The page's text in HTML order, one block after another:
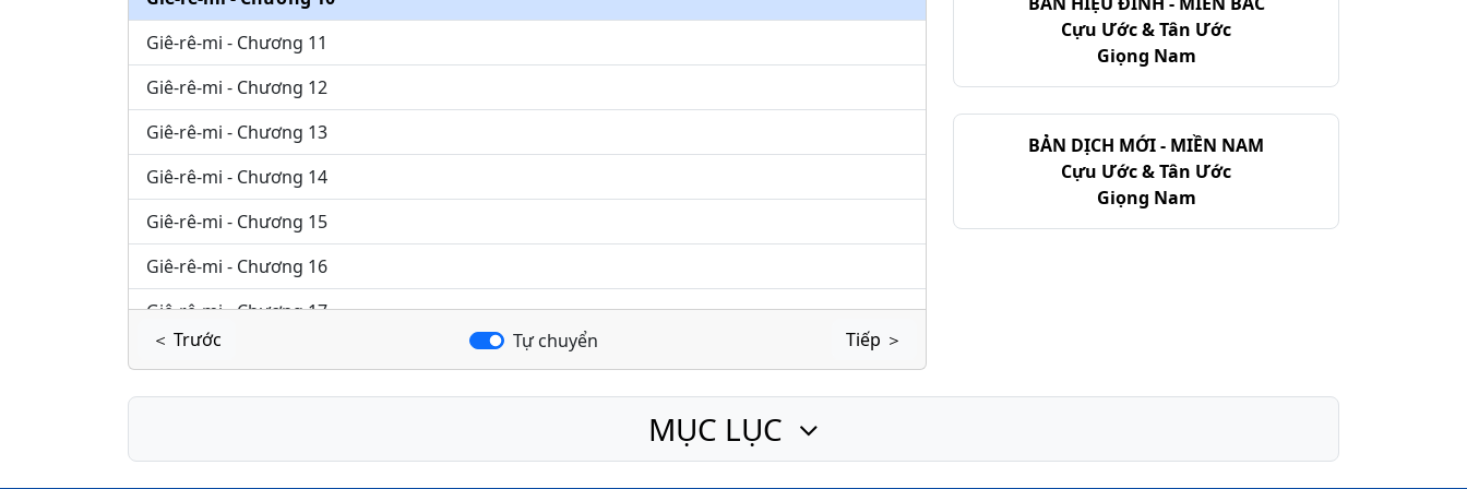
keys
volume.
Giê-rê-mi - Chương 11
Giê-rê-mi - Chương 12
Giê-rê-mi - Chương 13
Giê-rê-mi - Chương 14
Giê-rê-mi - Chương 15
Giê-rê-mi - Chương 16
Giê-rê-mi - Chương 17
Giê-rê-mi - Chương 19
＜ Trước Tự chuyển Tiếp ＞
Cựu Ước & Tân Ước
Giọng Nam
BẢN DỊCH MỚI - MIỀN NAM
Cựu Ước & Tân Ước
Giọng Nam
MỤC LỤC